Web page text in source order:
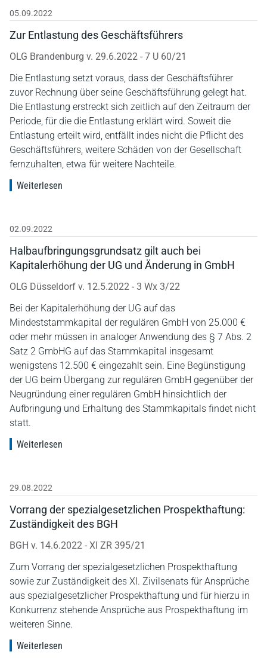
05.09.2022
Zur Entlastung des Geschäftsführers
OLG Brandenburg v. 29.6.2022 - 7 U 60/21
Die Entlastung setzt voraus, dass der Geschäftsführer
zuvor Rechnung über seine Geschäftsführung gelegt hat.
Die Entlastung erstreckt sich zeitlich auf den Zeitraum der
Periode, für die die Entlastung erklärt wird. Soweit die
Entlastung erteilt wird, entfällt indes nicht die Pflicht des
Geschäftsführers, weitere Schäden von der Gesellschaft
fernzuhalten, etwa für weitere Nachteile.
Weiterlesen
02.09.2022
Halbaufbringungsgrundsatz gilt auch bei
Kapitalerhöhung der UG und Änderung in GmbH
OLG Düsseldorf v. 12.5.2022 - 3 Wx 3/22
Bei der Kapitalerhöhung der UG auf das
Mindeststammkapital der regulären GmbH von 25.000 €
oder mehr müssen in analoger Anwendung des § 7 Abs. 2
Satz 2 GmbHG auf das Stammkapital insgesamt
wenigstens 12.500 € eingezahlt sein. Eine Begünstigung
der UG beim Übergang zur regulären GmbH gegenüber der
Neugründung einer regulären GmbH hinsichtlich der
Aufbringung und Erhaltung des Stammkapitals findet nicht
statt.
Weiterlesen
29.08.2022
Vorrang der spezialgesetzlichen Prospekthaftung:
Zuständigkeit des BGH
BGH v. 14.6.2022 - XI ZR 395/21
Zum Vorrang der spezialgesetzlichen Prospekthaftung
sowie zur Zuständigkeit des XI. Zivilsenats für Ansprüche
aus spezialgesetzlicher Prospekthaftung und für hierzu in
Konkurrenz stehende Ansprüche aus Prospekthaftung im
weiteren Sinne.
Weiterlesen